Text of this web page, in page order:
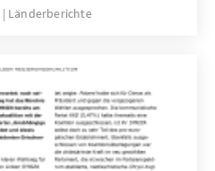
Sorge. Dennoch ist
nicht gewiss.
Länderberichte